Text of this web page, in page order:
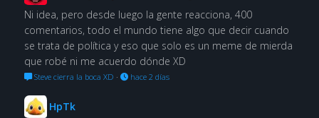
Ni idea, pero desde luego la gente reacciona, 400
comentarios, todo el mundo tiene algo que decir cuando
se trata de política y eso que solo es un meme de mierda
que robé ni me acuerdo dónde XD
Steve cierra la boca XD · hace 2 días
HpTk